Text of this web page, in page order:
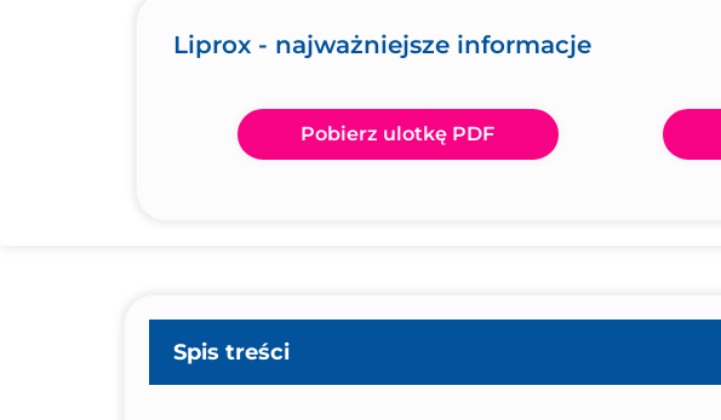
Liprox - najważniejsze informacje
Pobierz ulotkę PDF
Spis treści